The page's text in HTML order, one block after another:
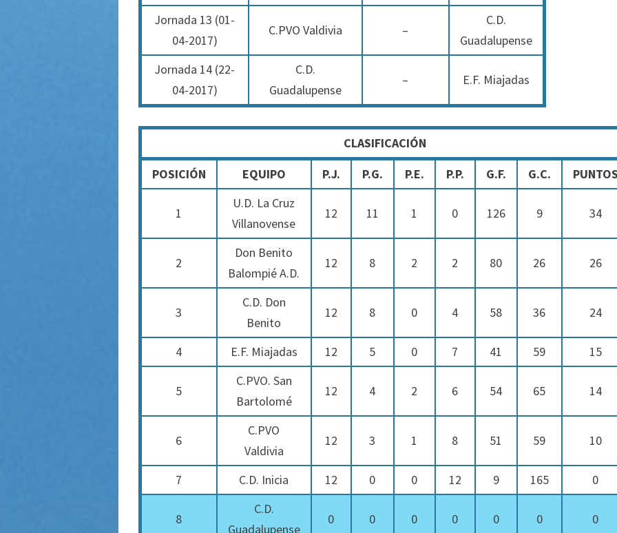
Jornada 13 (01-
04-2017)
C.PVO Valdivia –
C.D.
Guadalupense
Jornada 14 (22-
04-2017)
C.D.
Guadalupense
– E.F. Miajadas
CLASIFICACIÓN
POSICIÓN
EQUIPO P.J. P.G. P.E. P.P. G.F. G.C.
1
U.D. La Cruz
Villanovense
12 11 1 0 126 9 34
2
Don Benito
Balompié A.D.
12 8 2 2 80 26 26
3
C.D. Don
Benito
12 8 0 4 58 36 24
4 E.F. Miajadas 12 5 0 7 41 59 15
5
C.PVO. San
Bartolomé
12 4 2 6 54 65 14
6
C.PVO
Valdivia
12 3 1 8 51 59 10
7 C.D. Inicia 12 0 0 12 9 165 0
8
C.D.
Guadalupense
0 0 0 0 0 0 0